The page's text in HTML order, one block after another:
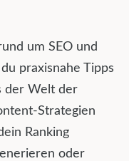
um SEO und
praxisnahe Tipps
der Welt der
Strategien
Ranking
oder